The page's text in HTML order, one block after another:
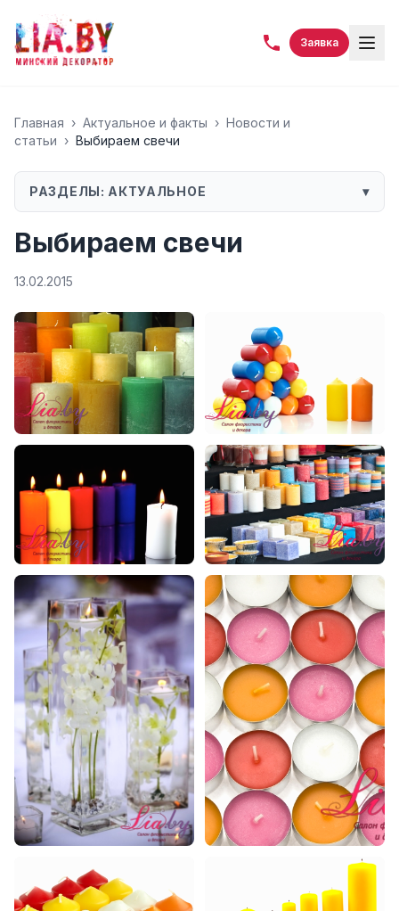
Заявка
Главная › Актуальное и факты › Новости и
статьи › Выбираем свечи
РАЗДЕЛЫ: АКТУАЛЬНОЕ ▾
Выбираем свечи
13.02.2015